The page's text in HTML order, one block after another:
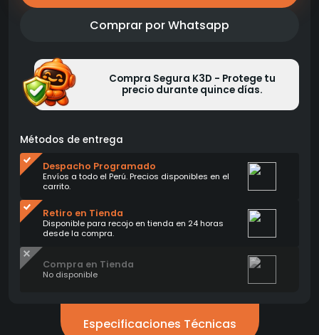
Comprar por Whatsapp
Compra Segura K3D - Protege tu
precio durante quince días.
Métodos de entrega
Despacho Programado
Envíos a todo el Perú. Precios disponibles en el
carrito.
Retiro en Tienda
Disponible para recojo en tienda en 24 horas
desde la compra.
Compra en Tienda
No disponible
Especificaciones Técnicas